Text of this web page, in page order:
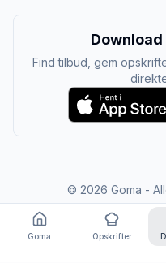
Download
Find tilbud, gem
© 2026 Goma -
Goma Opskrifter